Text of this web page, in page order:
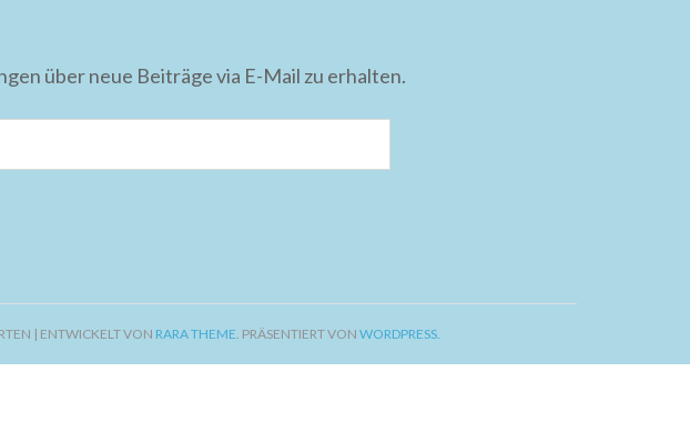
über neue Beiträge via E-Mail zu erhalten.
| ENTWICKELT VON RARA THEME. PRÄSENTIERT VON WORDPRESS.